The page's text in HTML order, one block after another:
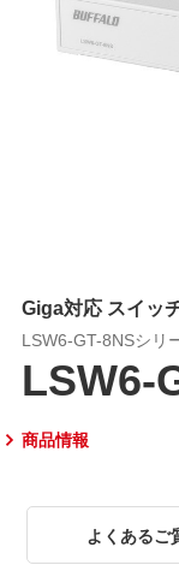
Giga対応 スイッ
LSW6-GT-8NSシリ
LSW6-
商品情報
よくあるご